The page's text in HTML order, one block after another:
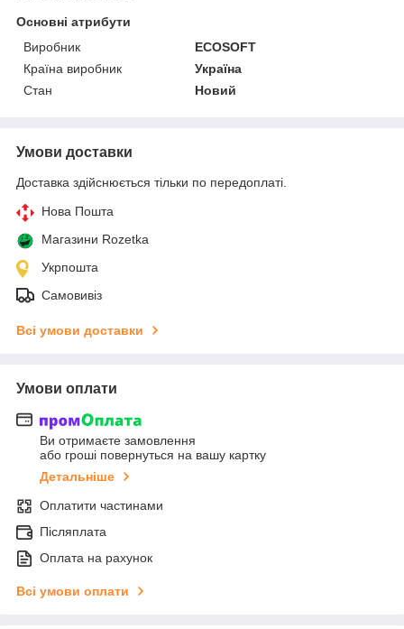
Основні атрибути
Виробник
ECOSOFT
Країна виробник
Україна
Стан
Новий
Умови доставки
Доставка здійснюється тільки по передоплаті.
Нова Пошта
Магазини Rozetka
Укрпошта
Самовивіз
Всі умови доставки
Умови оплати
Ви отримаєте замовлення
або гроші повернуться на вашу картку
Детальніше
Оплатити частинами
Післяплата
Оплата на рахунок
Всі умови оплати